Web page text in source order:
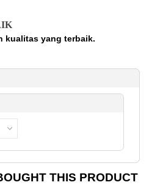
kualitas yang terbaik.
THIS PRODUCT